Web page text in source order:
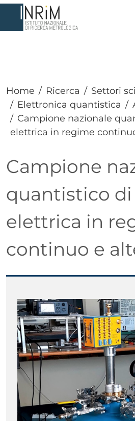
Salta al contenuto principale
Home Ricerca
Settori
Elettronica quantistica
Campione nazionale
elettrica in regime
Campione
quantistico
elettrica in
continuo e
Immagine